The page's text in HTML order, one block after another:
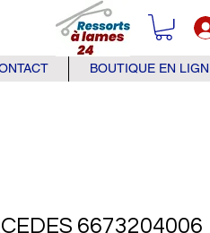
BOUTIQUE EN
6673204006